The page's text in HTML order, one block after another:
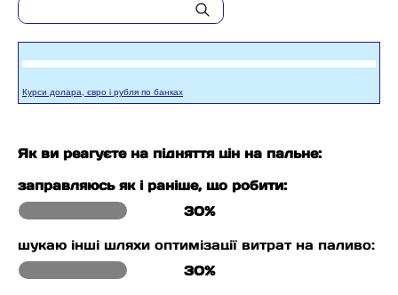
Курси долара, євро і рубля по банках
Як ви реагуєте на підняття цін на пальне:
заправляюсь як і раніше, що робити:
30%
шукаю інші шляхи оптимізації витрат на паливо:
30%